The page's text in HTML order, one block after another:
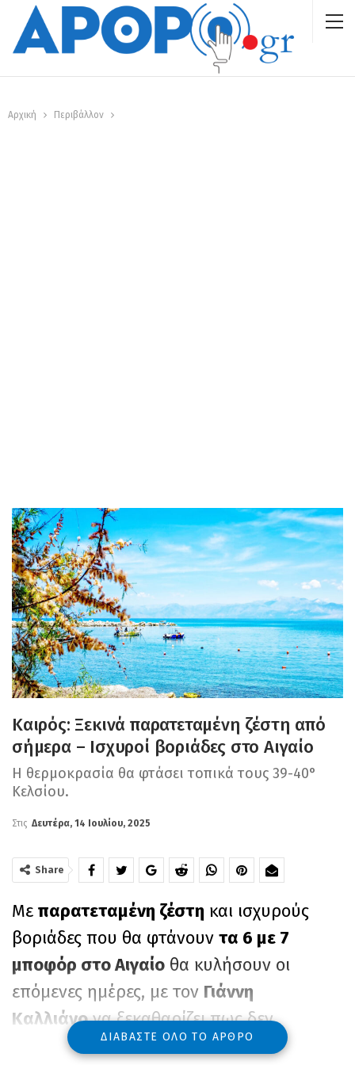
Αρχική Περιβάλλον
Καιρός: Ξεκινά παρατεταμένη ζέστη από
σήμερα – Ισχυροί βοριάδες στο Αιγαίο
Η θερμοκρασία θα φτάσει τοπικά τους 39-40°
Κελσίου.
Στις Δευτέρα, 14 Ιουλίου, 2025
Share
Με παρατεταμένη ζέστη και ισχυρούς
βοριάδες που θα φτάνουν τα 6 με 7
μποφόρ στο Αιγαίο θα κυλήσουν οι
επόμενες ημέρες, με τον Γιάννη
Καλλιάνονα ξεκαθαρίζει πως δεν
πρόκειται για καύσωνα, αλλά για τη
ΔΙΑΒΆΣΤΕ ΌΛΟ ΤΟ ΆΡΘΡΟ